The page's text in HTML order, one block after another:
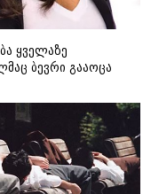
ყველაზე
ბევრი გააოცა